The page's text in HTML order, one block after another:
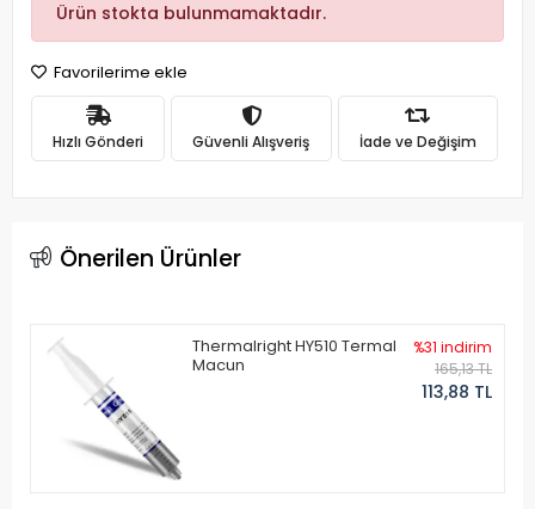
Ürün stokta bulunmamaktadır.
Favorilerime ekle
Hızlı Gönderi Güvenli Alışveriş İade ve Değişim
Önerilen Ürünler
Thermalright HY510 Termal
Macun
%31 indirim
165,13 TL
113,88 TL